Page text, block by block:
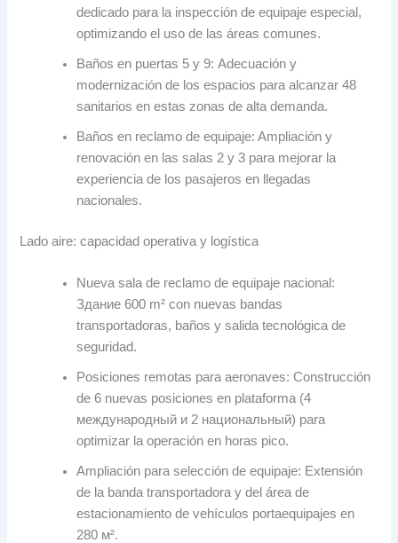
dedicado para la inspección de equipaje especial ,
optimizando el uso de las áreas comunes.
Baños en puertas 5 у 9:Adecuación y
modernización de los espacios para alcanzar 48
sanitarios en estas zonas de alta demanda.
Baños en reclamo de equipaje:Ampliación y
renovación en las salas 2 у 3 para mejorar la
experiencia de los pasajeros en llegadas
nacionales.
Lado aire:capacidad operativa y logística
Nueva sala de reclamo de equipaje nacional :
Здание 600 m² con nuevas bandas
transportadoras, baños y salida tecnológica de
seguridad.
Posiciones remotas para aeronaves:Construcción
de 6 nuevas posiciones en plataforma (4
международный и 2 национальный) para
optimizar la operación en horas pico.
Ampliación para selección de equipaje: Extensión
de la banda transportadora y del área de
estacionamiento de vehículos portaequipajes en
280 м².